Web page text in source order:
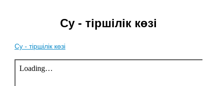
Су - тіршілік көзі
Су - тіршілік көзі